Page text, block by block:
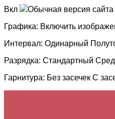
Вкл Обычная версия сайта
Графика: Включить
Интервал: Одинарный
Разрядка: Стандартный
Гарнитура: Без засечек С